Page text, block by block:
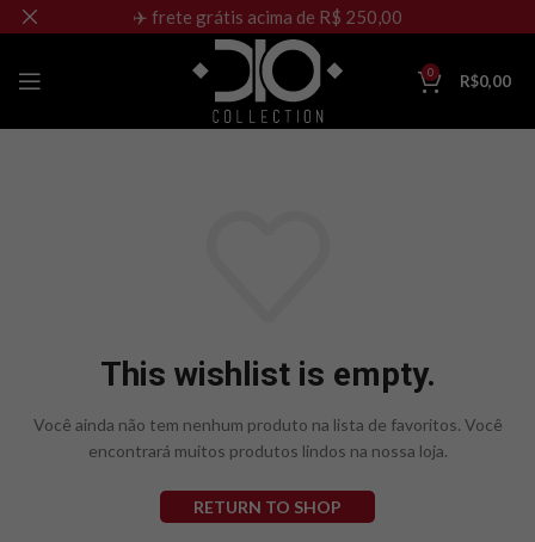
0 R$0,00
This wishlist is empty.
Você ainda não tem nenhum produto na lista de favoritos. Você
encontrará muitos produtos lindos na nossa loja.
RETURN TO SHOP
✈️ frete grátis acima de R$ 250,00